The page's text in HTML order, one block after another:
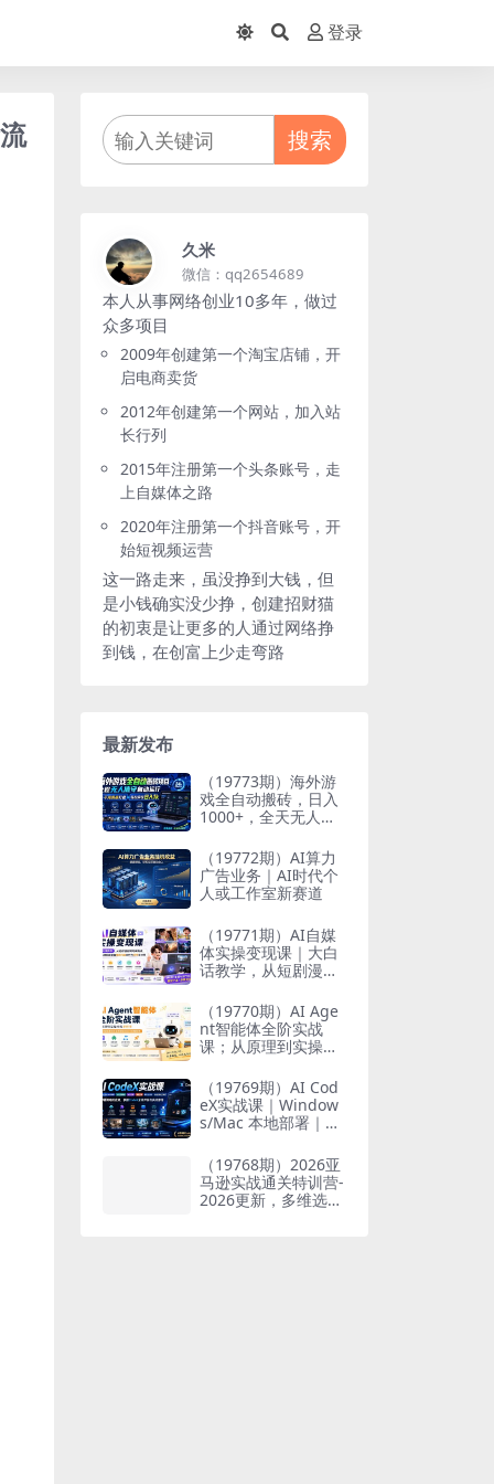
登录
搜索
久米
微信：qq2654689
本人从事网络创业10多年，做过
众多项目
2009年创建第一个淘宝店铺，开
启电商卖货
2012年创建第一个网站，加入站
长行列
2015年注册第一个头条账号，走
上自媒体之路
2020年注册第一个抖音账号，开
始短视频运营
这一路走来，虽没挣到大钱，但
是小钱确实没少挣，创建招财猫
的初衷是让更多的人通过网络挣
到钱，在创富上少走弯路
最新发布
（19773期）海外游
戏全自动搬砖，日入
1000+，全天无人值
（19772期）AI算力
广告业务｜AI时代个
人或工作室新赛道
（19771期）AI自媒
体实操变现课｜大白
话教学，从短剧漫剧
也能掌握爆款内容创
作与变现全流程
（19770期）AI Age
nt智能体全阶实战
课；从原理到实操全
基础也能搭建自动运
行的智能体
（19769期）AI Cod
eX实战课｜Window
s/Mac 本地部署｜AP
制｜漫剧剪辑｜网站
VR 项目｜AI项目落地
全教程
（19768期）2026亚
马逊实战通关特训营-
2026更新，多维选品